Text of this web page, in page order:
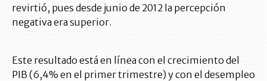
revirtió, pues desde junio de 2012 la percepción
negativa era superior.
Este resultado está en línea con el crecimiento del
PIB (6,4% en el primer trimestre) y con el desempleo